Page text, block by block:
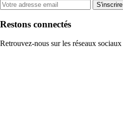
S'inscrire
Restons connectés
Retrouvez-nous sur les réseaux sociaux